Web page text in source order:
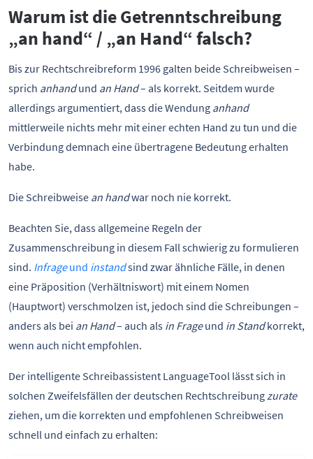
Warum ist die Getrenntschreibung
„an hand“ / „an Hand“ falsch?
Bis zur Rechtschreibreform 1996 galten beide Schreibweisen –
sprich anhandund an Hand– als korrekt. Seitdem wurde
allerdings argumentiert, dass die Wendung anhand
mittlerweile nichts mehr mit einer echten Hand zu tun und die
Verbindung demnach eine übertragene Bedeutung erhalten
habe.
Die Schreibweise an handwar noch nie korrekt.
Beachten Sie, dass allgemeine Regeln der
Zusammenschreibung in diesem Fall schwierig zu formulieren
sind. Infrageund instandsind zwar ähnliche Fälle, in denen
eine Präposition (Verhältniswort) mit einem Nomen
(Hauptwort) verschmolzen ist, jedoch sind die Schreibungen –
anders als bei an Hand– auch als in Frageund in Standkorrekt,
wenn auch nicht empfohlen.
Der intelligente Schreibassistent LanguageTool lässt sich in
solchen Zweifelsfällen der deutschen Rechtschreibungzurate
ziehen, um die korrekten und empfohlenen Schreibweisen
schnell und einfach zu erhalten: